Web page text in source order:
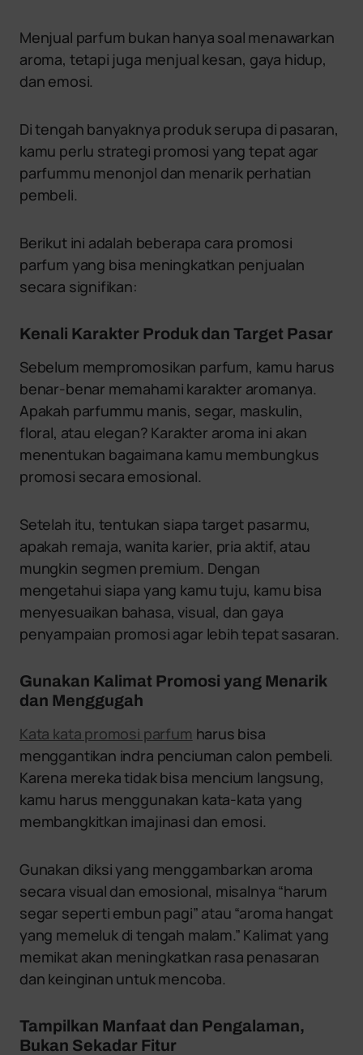
Menjual parfum bukan hanya soal menawarkan
aroma, tetapi juga menjual kesan, gaya hidup,
dan emosi.
Di tengah banyaknya produk serupa di pasaran,
kamu perlu strategi promosi yang tepat agar
parfummu menonjol dan menarik perhatian
pembeli.
Berikut ini adalah beberapa cara promosi
parfum yang bisa meningkatkan penjualan
secara signifikan:
Kenali Karakter Produk dan Target Pasar
Sebelum mempromosikan parfum, kamu harus
benar-benar memahami karakter aromanya.
Apakah parfummu manis, segar, maskulin,
floral, atau elegan? Karakter aroma ini akan
menentukan bagaimana kamu membungkus
promosi secara emosional.
Setelah itu, tentukan siapa target pasarmu,
apakah remaja, wanita karier, pria aktif, atau
mungkin segmen premium. Dengan
mengetahui siapa yang kamu tuju, kamu bisa
menyesuaikan bahasa, visual, dan gaya
penyampaian promosi agar lebih tepat sasaran.
Gunakan Kalimat Promosi yang Menarik
dan Menggugah
Kata kata promosi parfum harus bisa
menggantikan indra penciuman calon pembeli.
Karena mereka tidak bisa mencium langsung,
kamu harus menggunakan kata-kata yang
membangkitkan imajinasi dan emosi.
Gunakan diksi yang menggambarkan aroma
secara visual dan emosional, misalnya “harum
segar seperti embun pagi” atau “aroma hangat
yang memeluk di tengah malam.” Kalimat yang
memikat akan meningkatkan rasa penasaran
dan keinginan untuk mencoba.
Tampilkan Manfaat dan Pengalaman,
Bukan Sekadar Fitur